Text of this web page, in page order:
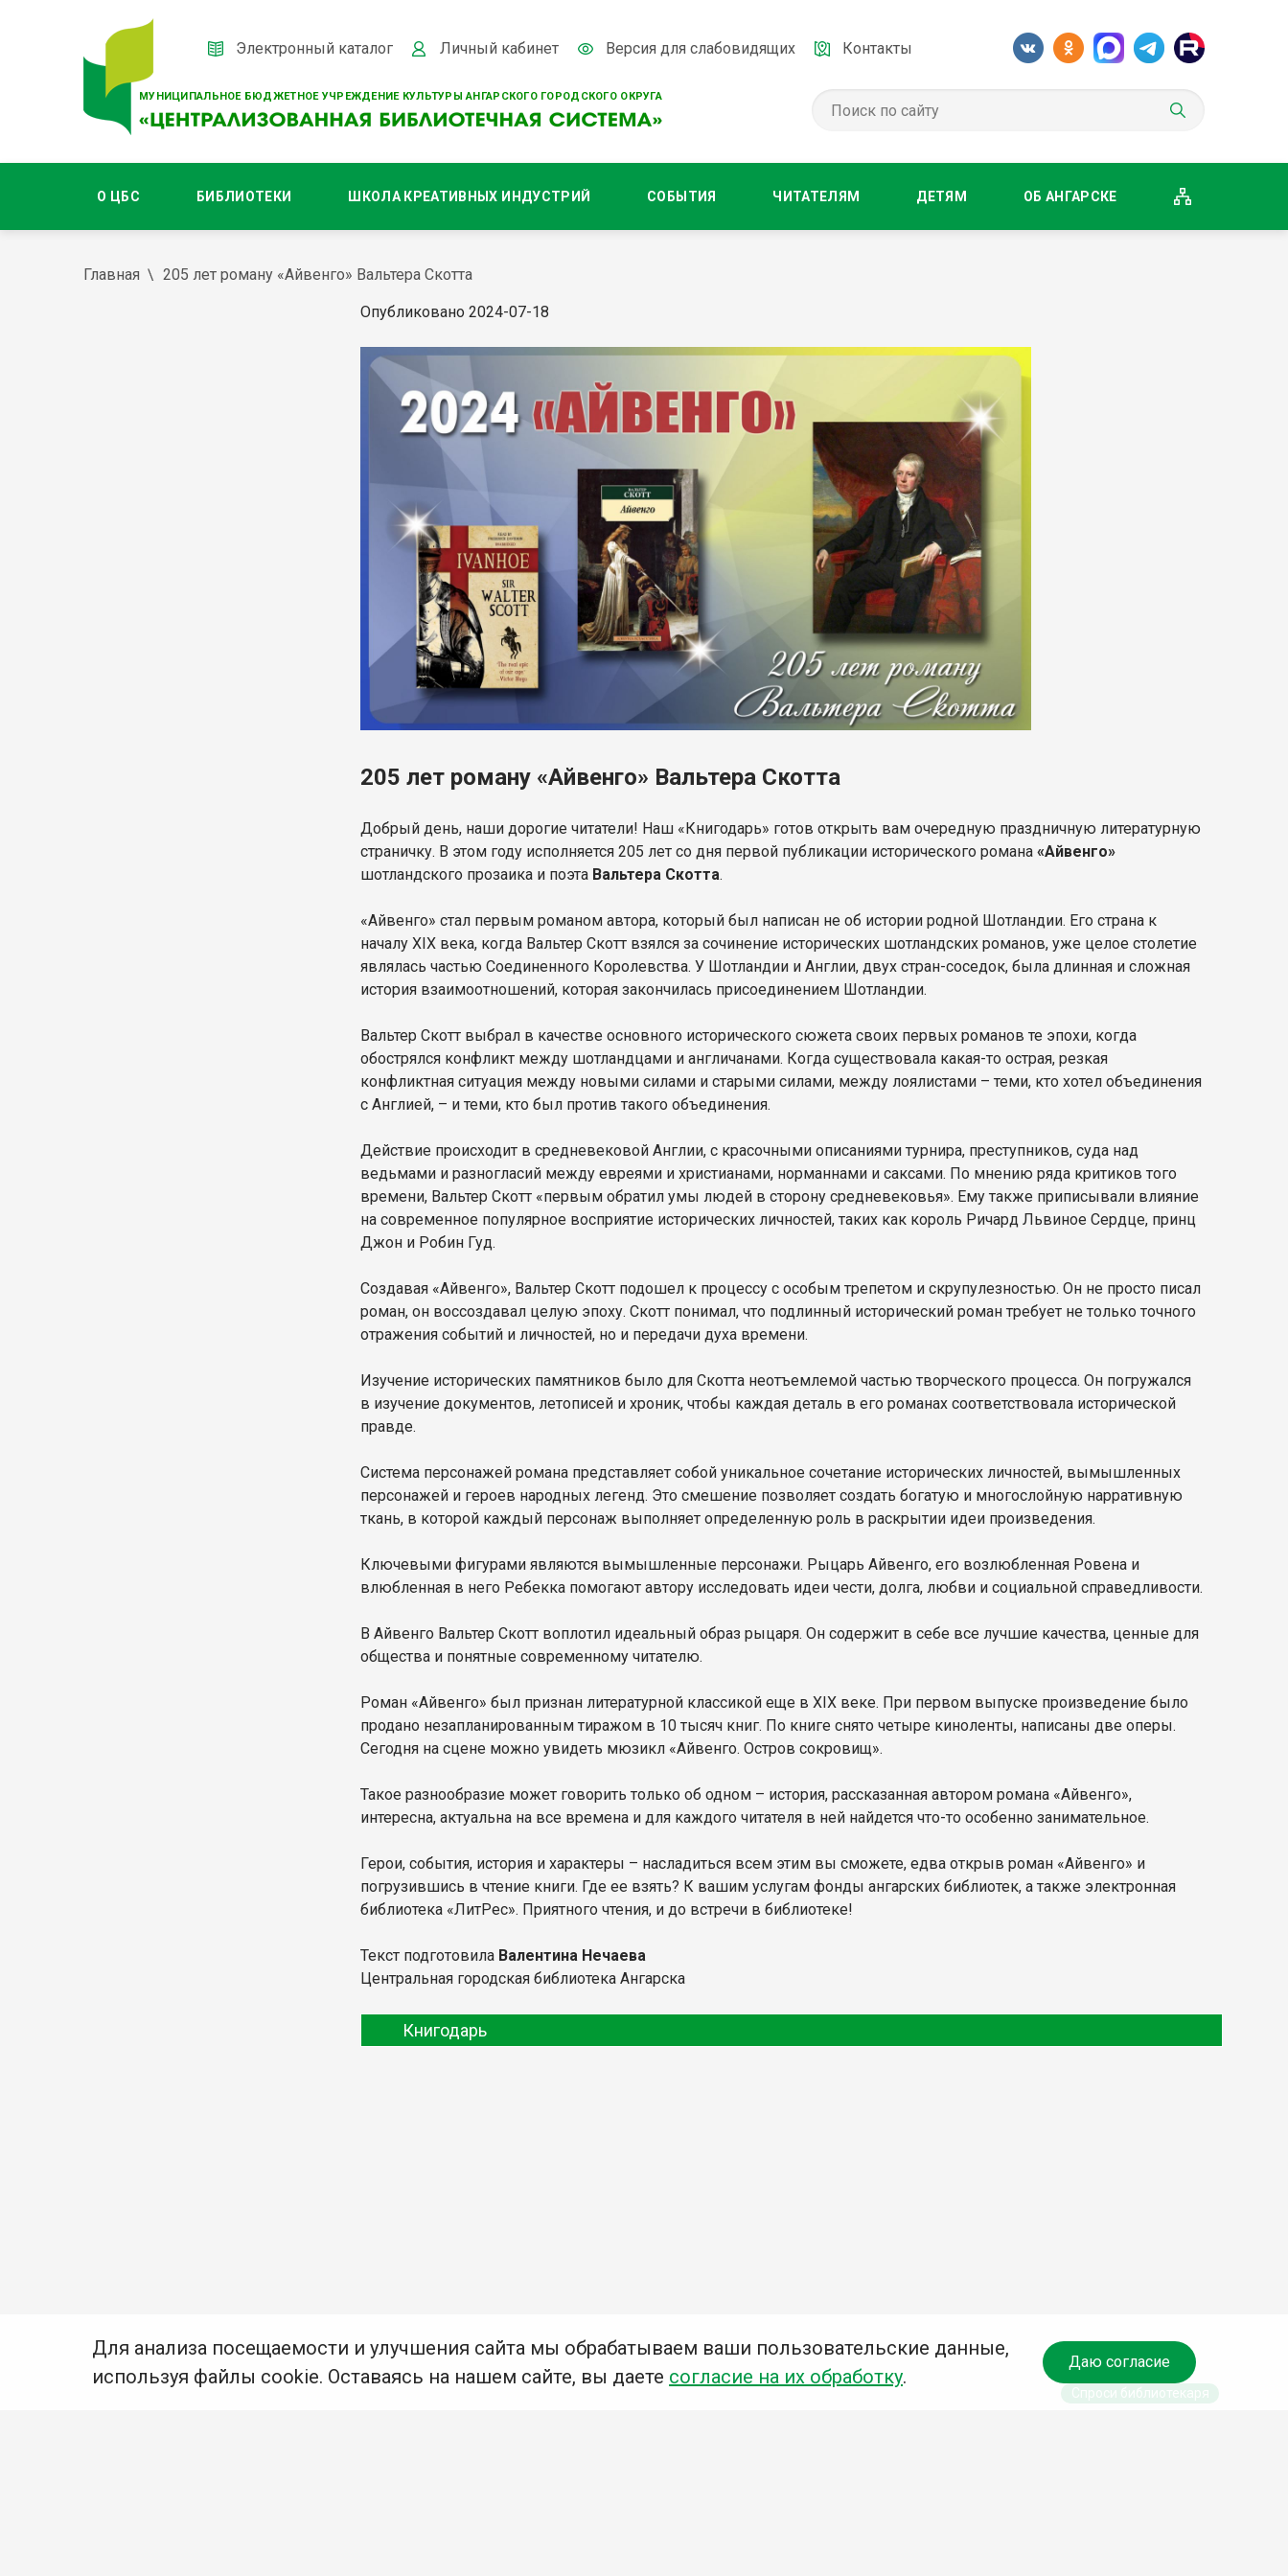
МУНИЦИПАЛЬНОЕ БЮДЖЕТНОЕ УЧРЕЖДЕНИЕ КУЛЬТУРЫ АНГАРСКОГО ГОРОДСКОГО ОКРУГА
Электронный каталог Личный кабинет Версия для слабовидящих Контакты
О ЦБС БИБЛИОТЕКИ ШКОЛА КРЕАТИВНЫХ ИНДУСТРИЙ СОБЫТИЯ ЧИТАТЕЛЯМ ДЕТЯМ ОБ АНГАРСКЕ
Главная 205 лет роману «Айвенго» Вальтера Скотта
Опубликовано 2024-07-18
205 лет роману «Айвенго» Вальтера Скотта
Добрый день, наши дорогие читатели! Наш «Книгодарь» готов открыть вам очередную праздничную литературную
страничку. В этом году исполняется 205 лет со дня первой публикации исторического романа «Айвенго»
шотландского прозаика и поэта Вальтера Скотта.
«Айвенго» стал первым романом автора, который был написан не об истории родной Шотландии. Его страна к
началу XIX века, когда Вальтер Скотт взялся за сочинение исторических шотландских романов, уже целое столетие
являлась частью Соединенного Королевства. У Шотландии и Англии, двух стран-соседок, была длинная и сложная
история взаимоотношений, которая закончилась присоединением Шотландии.
Вальтер Скотт выбрал в качестве основного исторического сюжета своих первых романов те эпохи, когда
обострялся конфликт между шотландцами и англичанами. Когда существовала какая-то острая, резкая
конфликтная ситуация между новыми силами и старыми силами, между лоялистами – теми, кто хотел объединения
с Англией, – и теми, кто был против такого объединения.
Действие происходит в средневековой Англии, с красочными описаниями турнира, преступников, суда над
ведьмами и разногласий между евреями и христианами, норманнами и саксами. По мнению ряда критиков того
времени, Вальтер Скотт «первым обратил умы людей в сторону средневековья». Ему также приписывали влияние
на современное популярное восприятие исторических личностей, таких как король Ричард Львиное Сердце, принц
Джон и Робин Гуд.
Создавая «Айвенго», Вальтер Скотт подошел к процессу с особым трепетом и скрупулезностью. Он не просто писал
роман, он воссоздавал целую эпоху. Скотт понимал, что подлинный исторический роман требует не только точного
отражения событий и личностей, но и передачи духа времени.
Изучение исторических памятников было для Скотта неотъемлемой частью творческого процесса. Он погружался
в изучение документов, летописей и хроник, чтобы каждая деталь в его романах соответствовала исторической
правде.
Система персонажей романа представляет собой уникальное сочетание исторических личностей, вымышленных
персонажей и героев народных легенд. Это смешение позволяет создать богатую и многослойную нарративную
ткань, в которой каждый персонаж выполняет определенную роль в раскрытии идеи произведения.
Ключевыми фигурами являются вымышленные персонажи. Рыцарь Айвенго, его возлюбленная Ровена и
влюбленная в него Ребекка помогают автору исследовать идеи чести, долга, любви и социальной справедливости.
В Айвенго Вальтер Скотт воплотил идеальный образ рыцаря. Он содержит в себе все лучшие качества, ценные для
общества и понятные современному читателю.
Роман «Айвенго» был признан литературной классикой еще в XIX веке. При первом выпуске произведение было
продано незапланированным тиражом в 10 тысяч книг. По книге снято четыре киноленты, написаны две оперы.
Сегодня на сцене можно увидеть мюзикл «Айвенго. Остров сокровищ».
Такое разнообразие может говорить только об одном – история, рассказанная автором романа «Айвенго»,
интересна, актуальна на все времена и для каждого читателя в ней найдется что-то особенно занимательное.
Герои, события, история и характеры – насладиться всем этим вы сможете, едва открыв роман «Айвенго» и
погрузившись в чтение книги. Где ее взять? К вашим услугам фонды ангарских библиотек, а также электронная
библиотека «ЛитРес». Приятного чтения, и до встречи в библиотеке!
Текст подготовила Валентина Нечаева
Центральная городская библиотека Ангарска
Книгодарь
Для анализа посещаемости и улучшения сайта мы обрабатываем ваши пользовательские данные,
используя файлы cookie. Оставаясь на нашем сайте, вы даете согласие на их обработку.
Даю согласие
Спроси библиотекаря